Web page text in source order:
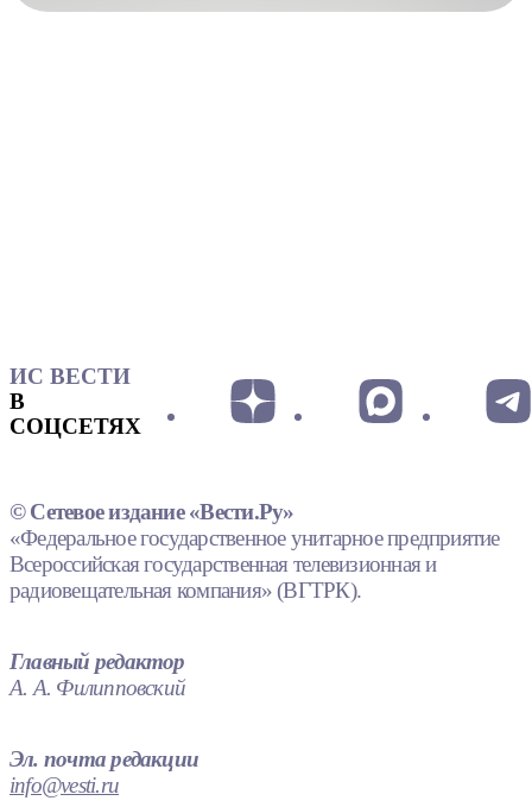
ИС ВЕСТИ
В
СОЦСЕТЯХ
© Сетевое издание «Вести.Ру»
«Федеральное государственное унитарное предприятие
Всероссийская государственная телевизионная и
радиовещательная компания» (ВГТРК).
Главный редактор
А. А. Филипповский
Эл. почта редакции
info@vesti.ru